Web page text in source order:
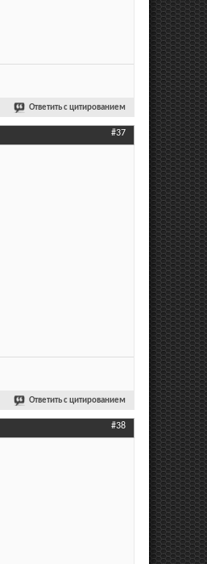
Ответить с цитированием
#37
Ответить с цитированием
#38